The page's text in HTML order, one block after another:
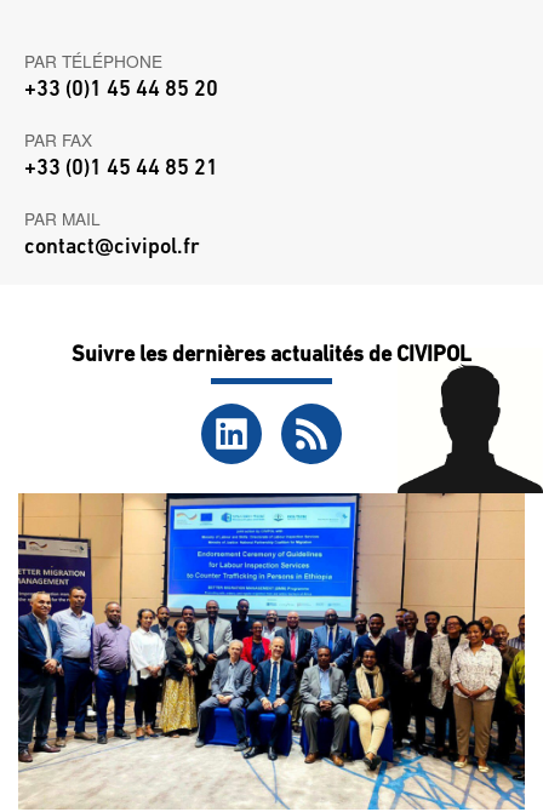
PAR TÉLÉPHONE
+33 (0)1 45 44 85 20
PAR FAX
+33 (0)1 45 44 85 21
PAR MAIL
contact@civipol.fr
Suivre les dernières actualités de CIVIPOL